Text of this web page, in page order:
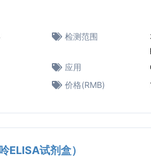
检测范围
应用
价格(RMB)
ELISA试剂盒）